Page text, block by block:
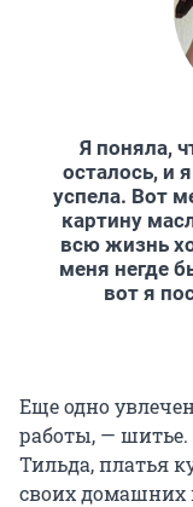
Я поняла,
осталось, и
успела. Вот
картину
всю жизнь
меня негде
вот я
Еще одно
работы, — шитье.
Тильда, платья
своих домашних